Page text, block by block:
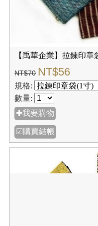
【禹華企業】拉鍊印章
NT$70 NT$56
規格:
數量:
✚我要購物
☑購買結帳